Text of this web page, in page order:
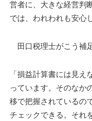
営者に、大きな経営判
では、われわれも安心
田口税理士がこう補
「損益計算書には見
っています。そのなか
移で把握されているの
チェックできる。それ